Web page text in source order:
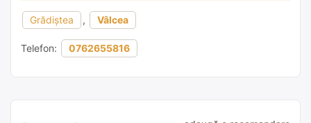
Grădiștea , Vâlcea
Telefon: 0762655816